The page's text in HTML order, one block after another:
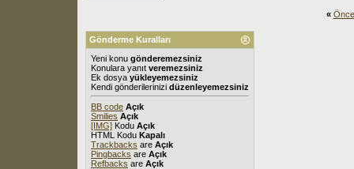
«
Gönderme Kuralları
Yeni konu gönderemezsiniz
Konulara yanıt veremezsiniz
Ek dosya yükleyemezsiniz
Kendi gönderilerinizi düzenleyemezsiniz
BB code Açık
Smilies Açık
[IMG] Kodu Açık
HTML Kodu Kapalı
Trackbacks are Açık
Pingbacks are Açık
Refbacks are Açık